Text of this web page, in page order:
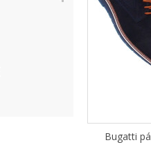
Bugatti